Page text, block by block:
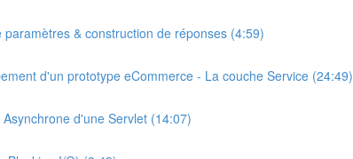
paramètres & construction de réponses (4:59)
d'un prototype eCommerce - La couche Service (24:49)
d'une Servlet (14:07)